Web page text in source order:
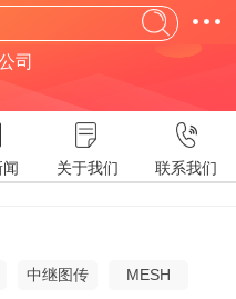
司
关于我们 联系我们
中继图传 MESH